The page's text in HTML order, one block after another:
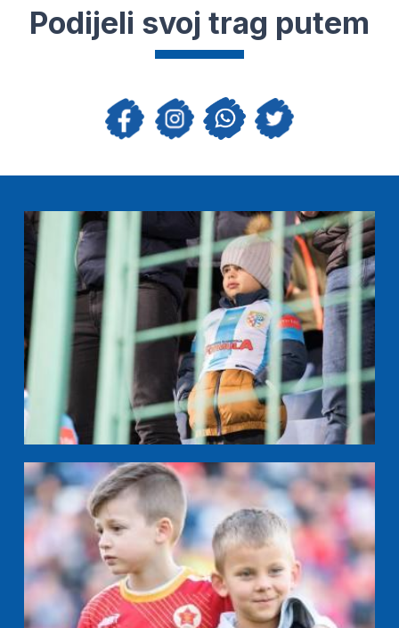
Podijeli svoj trag putem